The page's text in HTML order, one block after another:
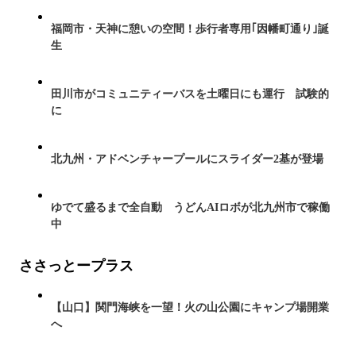
福岡市・天神に憩いの空間！歩行者専用｢因幡町通り｣誕
生
田川市がコミュニティーバスを土曜日にも運行 試験的
に
北九州・アドベンチャープールにスライダー2基が登場
ゆでて盛るまで全自動 うどんAIロボが北九州市で稼働
中
ささっとープラス
【山口】関門海峡を一望！火の山公園にキャンプ場開業
へ